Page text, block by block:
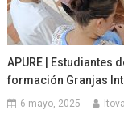
APURE | Estudiantes
formación Granjas
6 mayo, 2025